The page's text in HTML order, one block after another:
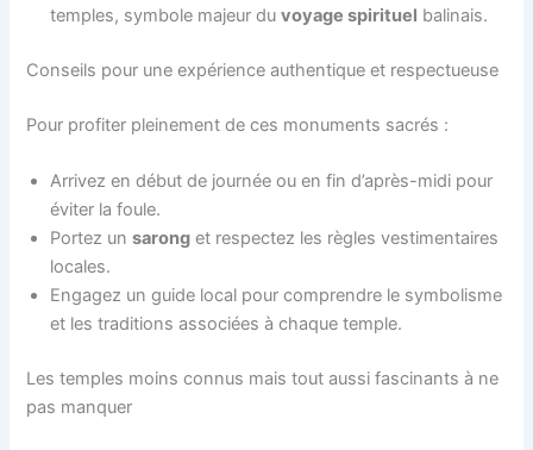
temples, symbole majeur duvoyage spirituel balinais.
Conseils pour une expérience authentique et respectueuse
Pour profiter pleinement de ces monuments sacrés :
Arrivez en début de journée ou en fin d’après-midi pour
éviter la foule.
Portez unsarong et respectez les règles vestimentaires
locales.
Engagez un guide local pour comprendre le symbolisme
et les traditions associées à chaque temple.
Les temples moins connus mais tout aussi fascinants à ne
pas manquer